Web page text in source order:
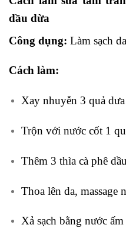
dầu dừa
Công dụng: Làm sạch
Cách làm:
Xay nhuyễn 3 quả
Trộn với nước cốt 1
Thêm 3 thìa cà phê
Thoa lên da, massage
Xả sạch bằng nước ấm